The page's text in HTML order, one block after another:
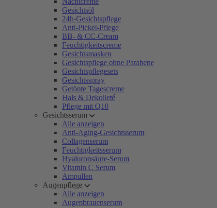
Gesichtsöl
24h-Gesichtspflege
Anti-Pickel-Pflege
BB- & CC-Cream
Feuchtigkeitscreme
Gesichtsmasken
Gesichtspflege ohne Parabene
Gesichtspflegesets
Gesichtsspray
Getönte Tagescreme
Hals & Dekolleté
Pflege mit Q10
Gesichtsserum
Alle anzeigen
Anti-Aging-Gesichtsserum
Collagenserum
Feuchtigkeitsserum
Hyaluronsäure-Serum
Vitamin C Serum
Ampullen
Augenpflege
Alle anzeigen
Augenbrauenserum